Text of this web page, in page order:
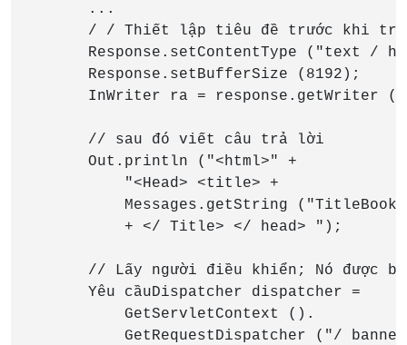
        ...
/ / Thiết lập tiêu đề trước khi
Response.setContentType ("text /
        Response.setBufferSize (8192);
InWriter ra = response.getWriter
        // sau đó viết câu trả lời
        Out.println ("<html>" +
            "<Head> <title> +
Messages.getString
            + </ Title> </ head> ");
// Lấy người điều khiển; Nó được
        Yêu cầuDispatcher dispatcher =
            GetServletContext ().
GetRequestDispatcher ("/